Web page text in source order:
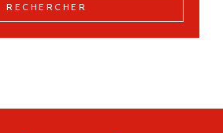
RECHERCHER